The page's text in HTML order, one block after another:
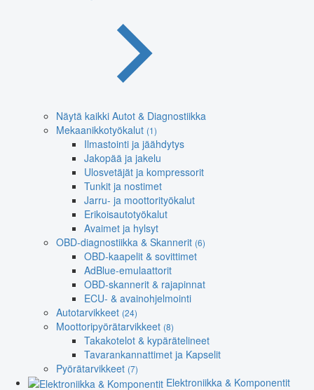
Näytä kaikki Autot & Diagnostiikka
Mekaanikkotyökalut (1)
Ilmastointi ja jäähdytys
Jakopää ja jakelu
Ulosvetäjät ja kompressorit
Tunkit ja nostimet
Jarru- ja moottorityökalut
Erikoisautotyökalut
Avaimet ja hylsyt
OBD-diagnostiikka & Skannerit (6)
OBD-kaapelit & sovittimet
AdBlue-emulaattorit
OBD-skannerit & rajapinnat
ECU- & avainohjelmointi
Autotarvikkeet (24)
Moottoripyörätarvikkeet (8)
Takakotelot & kypärätelineet
Tavarankannattimet ja Kapselit
Pyörätarvikkeet (7)
Elektroniikka & Komponentit